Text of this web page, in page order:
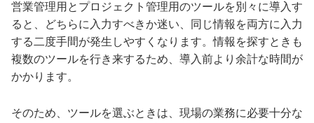
営業管理用とプロジェクト管理用のツールを別々に導入す
ると、どちらに入力すべきか迷い、同じ情報を両方に入力
する二度手間が発生しやすくなります。情報を探すときも
複数のツールを行き来するため、導入前より余計な時間が
かかります。
そのため、ツールを選ぶときは、現場の業務に必要十分な